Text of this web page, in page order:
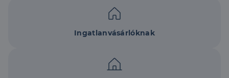
Ingatlanvásárlóknak